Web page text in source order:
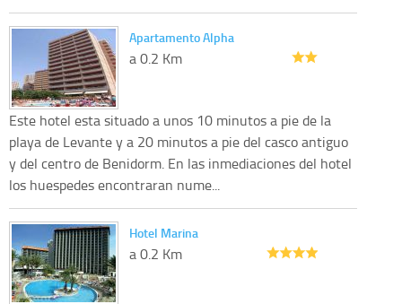
Apartamento Alpha
a 0.2 Km
Este hotel esta situado a unos 10 minutos a pie de la
playa de Levante y a 20 minutos a pie del casco antiguo
y del centro de Benidorm. En las inmediaciones del hotel
los huespedes encontraran nume...
Hotel Marina
a 0.2 Km